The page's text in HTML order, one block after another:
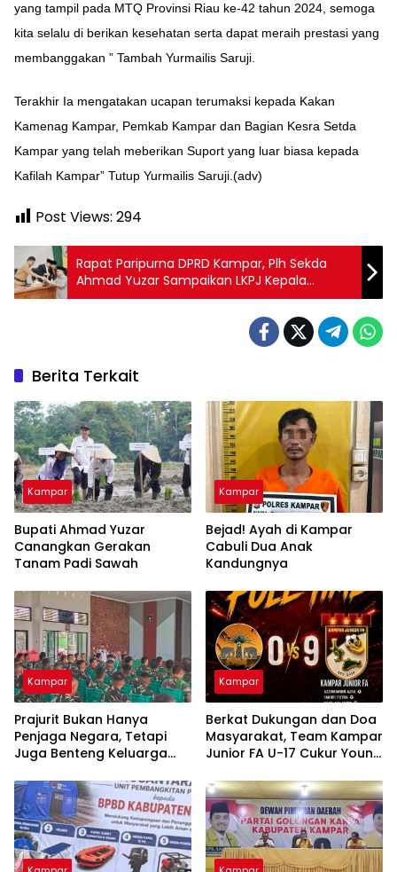
yang tampil pada MTQ Provinsi Riau ke-42 tahun 2024, semoga
kita selalu di berikan kesehatan serta dapat meraih prestasi yang
membanggakan ” Tambah Yurmailis Saruji.
Terakhir Ia mengatakan ucapan terumaksi kepada Kakan
Kamenag Kampar, Pemkab Kampar dan Bagian Kesra Setda
Kampar yang telah meberikan Suport yang luar biasa kepada
Kafilah Kampar” Tutup Yurmailis Saruji.(adv)
Post Views: 294
Rapat Paripurna DPRD Kampar, Plh Sekda
Ahmad Yuzar Sampaikan LKPJ Kepala
Daerah
Berita Terkait
Kampar
Bupati Ahmad Yuzar
Canangkan Gerakan
Tanam Padi Sawah
Kampar
Bejad! Ayah di Kampar
Cabuli Dua Anak
Kandungnya
Kampar
Prajurit Bukan Hanya
Penjaga Negara, Tetapi
Juga Benteng Keluarga
Kampar
Berkat Dukungan dan Doa
Masyarakat, Team Kampar
Junior FA U-17 Cukur Young
Soeratin